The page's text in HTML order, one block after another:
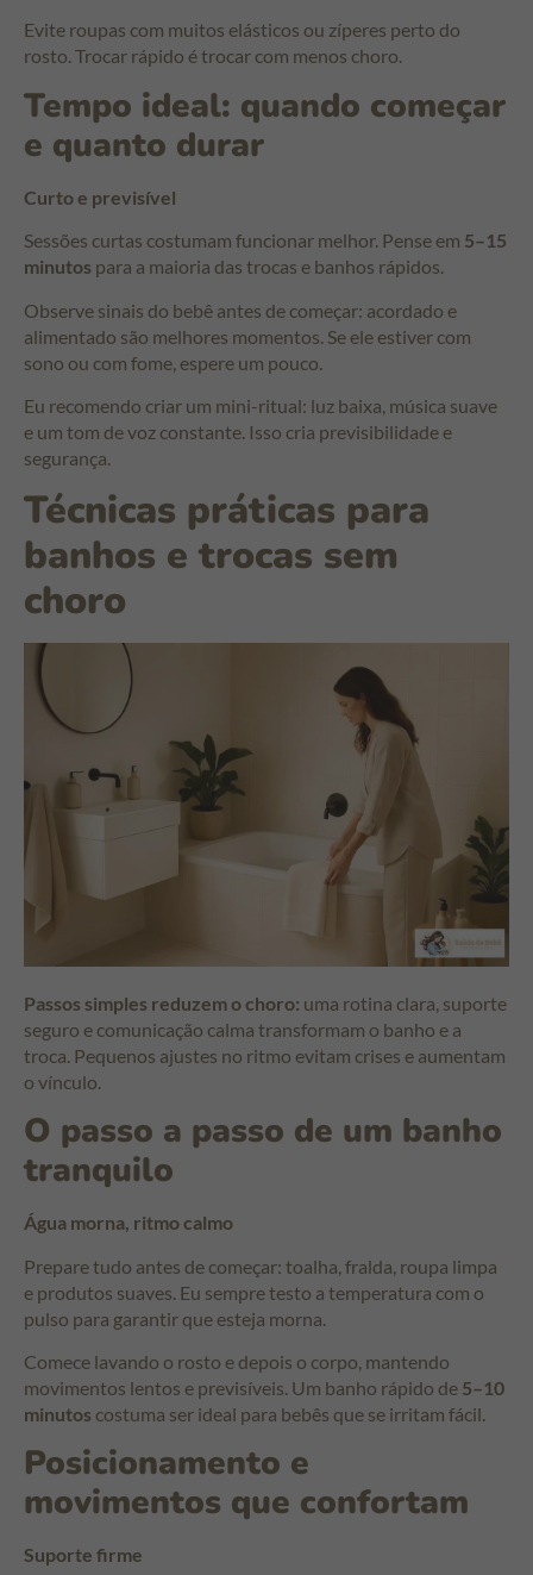
Evite roupas com muitos elásticos ou zíperes perto do
rosto. Trocar rápido é trocar com menos choro.
Tempo ideal: quando começar
e quanto durar
Curto e previsível
Sessões curtas costumam funcionar melhor. Pense em 5–15
minutos para a maioria das trocas e banhos rápidos.
Observe sinais do bebê antes de começar: acordado e
alimentado são melhores momentos. Se ele estiver com
sono ou com fome, espere um pouco.
Eu recomendo criar um mini-ritual: luz baixa, música suave
e um tom de voz constante. Isso cria previsibilidade e
segurança.
Técnicas práticas para
banhos e trocas sem
choro
Passos simples reduzem o choro: uma rotina clara, suporte
seguro e comunicação calma transformam o banho e a
troca. Pequenos ajustes no ritmo evitam crises e aumentam
o vínculo.
O passo a passo de um banho
tranquilo
Água morna, ritmo calmo
Prepare tudo antes de começar: toalha, fralda, roupa limpa
e produtos suaves. Eu sempre testo a temperatura com o
pulso para garantir que esteja morna.
Comece lavando o rosto e depois o corpo, mantendo
movimentos lentos e previsíveis. Um banho rápido de 5–10
minutos costuma ser ideal para bebês que se irritam fácil.
Posicionamento e
movimentos que confortam
Suporte firme